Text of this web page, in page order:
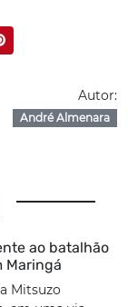
Autor:
André Almenara
ao batalhão
Maringá
Mitsuzo